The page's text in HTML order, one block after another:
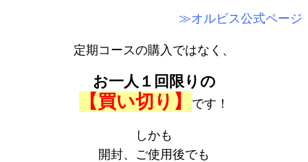
≫オルビス公式ページ
定期コースの購入ではなく、
お一人１回限りの
【買い切り】 です！
しかも
開封、ご使用後でも